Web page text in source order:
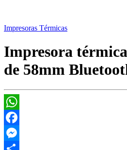
Impresoras Térmicas
Impresora
de 58mm
WhatsApp
Facebook
Messenger